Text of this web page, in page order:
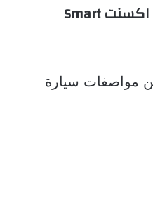
اكسنتSmart
مواصفات سيارة